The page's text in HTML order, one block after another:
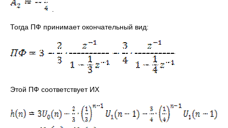
Тогда ПФ принимает окончательный вид:
Этой ПФ соответствует ИХ